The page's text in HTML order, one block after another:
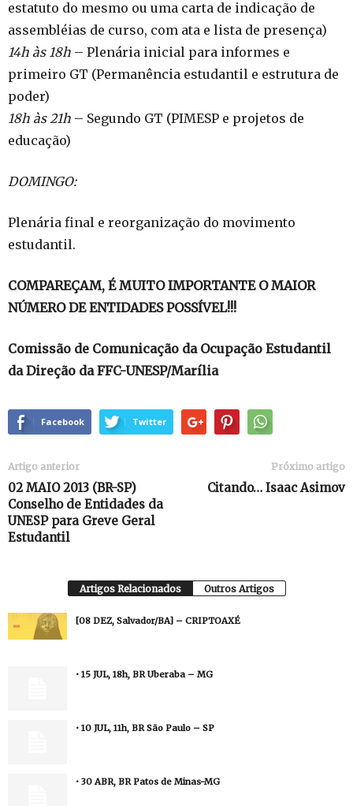
estatuto do mesmo ou uma carta de indicação de
assembléias de curso, com ata e lista de presença)
14h às 18h – Plenária inicial para informes e
primeiro GT (Permanência estudantil e estrutura de
poder)
18h às 21h – Segundo GT (PIMESP e projetos de
educação)
DOMINGO:
Plenária final e reorganização do movimento
estudantil.
COMPAREÇAM, É MUITO IMPORTANTE O MAIOR
NÚMERO DE ENTIDADES POSSÍVEL!!!
Comissão de Comunicação da Ocupação Estudantil
da Direção da FFC-UNESP/Marília
Facebook Twitter
Artigo anterior
02 MAIO 2013 (BR-SP)
Conselho de Entidades da
UNESP para Greve Geral
Estudantil
Próximo artigo
Citando… Isaac Asimov
Artigos Relacionados Outros Artigos
[08 DEZ, Salvador/BA] – CRIPTOAXÉ
• 15 JUL, 18h, BR Uberaba – MG
• 10 JUL, 11h, BR São Paulo – SP
• 30 ABR, BR Patos de Minas-MG